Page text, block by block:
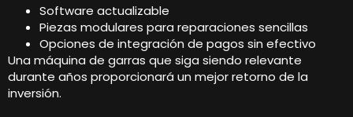
Software actualizable
Piezas modulares para reparaciones sencillas
Opciones de integración de pagos sin efectivo
Una máquina de garras que siga siendo relevante
durante años proporcionará un mejor retorno de la
inversión.